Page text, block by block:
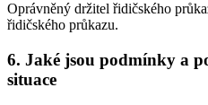
Oprávněný držitel řidičského
řidičského průkazu.
6. Jaké jsou podmínky a
situace